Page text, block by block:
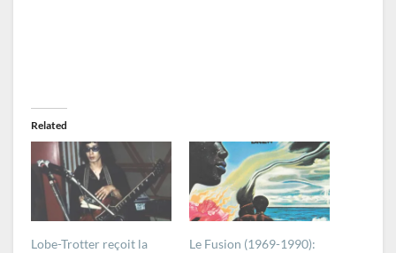
Related
Lobe-Trotter reçoit la
Le Fusion (1969-1990):